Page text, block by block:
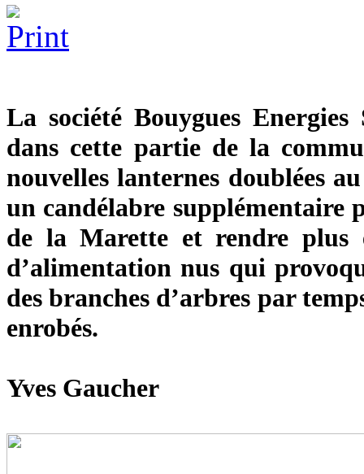
La société Bouygues
dans cette partie de la
nouvelles lanternes doublées
un candélabre supplémentaire
de la Marette et rendre plus
d’alimentation nus qui
des branches d’arbres par
enrobés.
Yves Gaucher